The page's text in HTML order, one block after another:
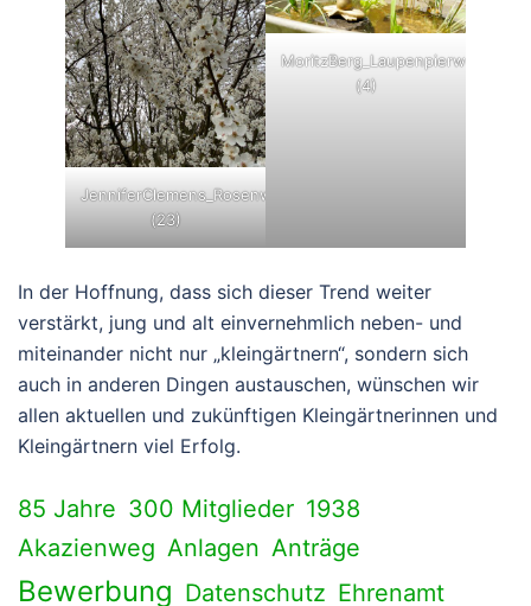
JenniferClemens_Rosenweg_32
(23)
MoritzBerg_Laupenpierweg71
(4)
In der Hoffnung, dass sich dieser Trend weiter
verstärkt, jung und alt einvernehmlich neben- und
miteinander nicht nur „kleingärtnern“, sondern sich
auch in anderen Dingen austauschen, wünschen wir
allen aktuellen und zukünftigen Kleingärtnerinnen und
Kleingärtnern viel Erfolg.
85 Jahre 300 Mitglieder 1938
Akazienweg Anlagen Anträge
Bewerbung Datenschutz Ehrenamt